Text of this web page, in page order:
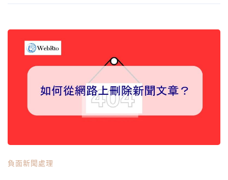
往往排名如此之高？新聞文章在發布後可以很容易地排名，
並在較長時間內保持在頂部結果中。 新聞文章排名良好的
主要原因是這些文章所在的網站。最重要的 Google 排名因
素之一是特定網站擁有的鏈接數量。簡而言之，網站擁有的
鏈接越多，該網站上的頁面在搜索引擎中的排名就越好。
新聞網站因其吸引的鏈接數量而成為網絡上最強大的網站之
一。由於新聞報導本質上是高度可共享的內容，因此它們往
使用站點的“域權限”來估計特定站點在網絡上的強大程度。
負面新聞處理